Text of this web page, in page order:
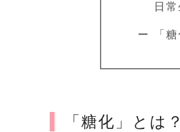
日常
ー 「
「糖化」とは？